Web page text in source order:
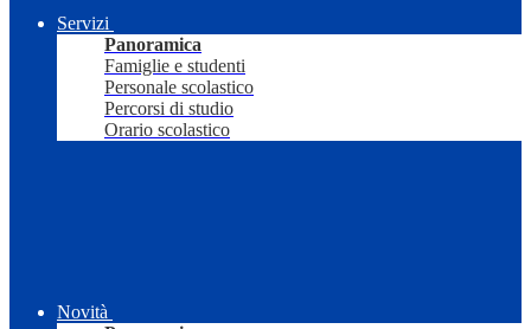
Servizi
Panoramica
Famiglie e studenti
Personale scolastico
Percorsi di studio
Orario scolastico
Novità